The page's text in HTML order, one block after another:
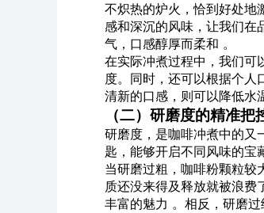
不炽热的炉火，恰到好处地
感和深沉的风味，让我们在
气，口感醇厚而柔和 。
在实际冲煮过程中，我们可
度。同时，还可以根据个人
清新的口感，则可以降低水
（二）研磨度的精准把
研磨度，是咖啡冲煮中的又
匙，能够开启不同风味的宝
当研磨过粗，咖啡粉颗粒较
质还没来得及释放就被浪
丰富的魅力 。相反，研磨